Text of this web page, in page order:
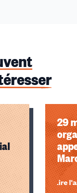
29
Lire